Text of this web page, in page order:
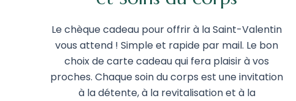
Le chèque cadeau pour offrir à la Saint-Valentin
vous attend ! Simple et rapide par mail. Le bon
choix de carte cadeau qui fera plaisir à vos
proches. Chaque soin du corps est une invitation
à la détente, à la revitalisation et à la